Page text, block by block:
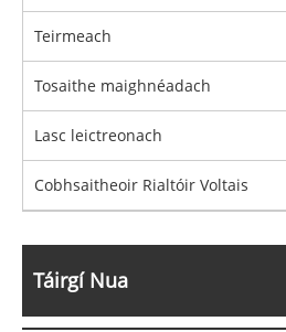
Teirmeach
Tosaithe maighnéadach
Lasc leictreonach
Cobhsaitheoir Rialtóir Voltais
Táirgí Nua